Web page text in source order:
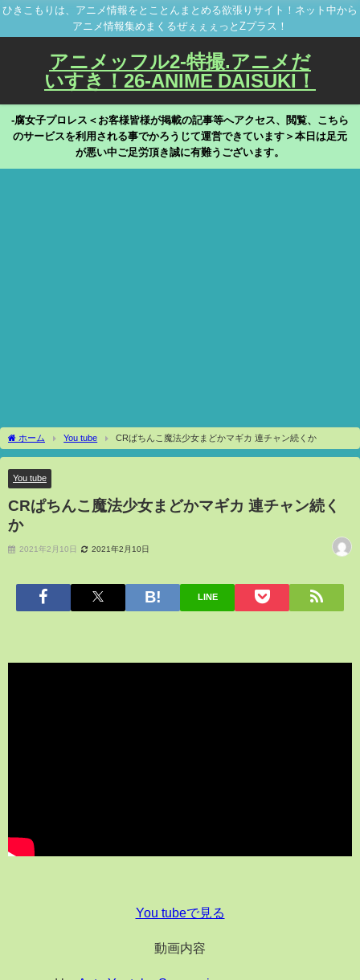
ひきこもりは、アニメ情報をとことんまとめる欲張りサイト！ネット中から
アニメ情報集めまくるぜぇぇぇっとZプラス！
アニメッフル2-特撮.アニメだ
いすき！26-ANIME DAISUKI！
-腐女子プロレス＜お客様皆様が掲載の記事等へアクセス、閲覧、こちら
のサービスを利用される事でかろうじて運営できています＞本日は足元
が悪い中ご足労頂き誠に有難うございます。
ホーム You tube CRぱちんこ魔法少女まどかマギカ 連チャン続くか
You tube
CRぱちんこ魔法少女まどかマギカ 連チャン続く
か
2021年2月10日 2021年2月10日
LINE
You tubeで見る
動画内容